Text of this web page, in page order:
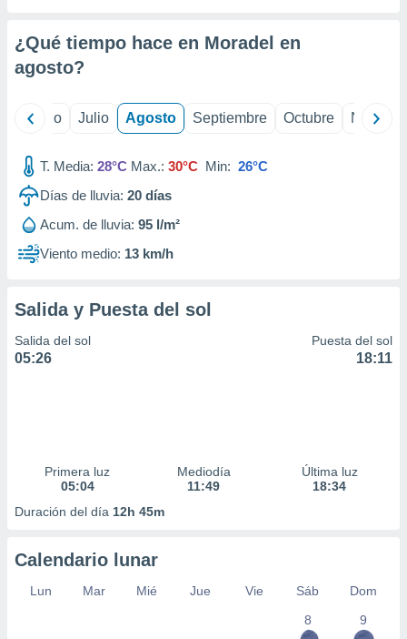
e
mediante
publicidad
publicidad
de
1199
¿Qué tiempo hace en Moradel en
agosto?
Junio Julio Agosto Septiembre Octubre
T. Media: 28°C Max.: 30°C Min: 26°C
Días de lluvia: 20 días
Acum. de lluvia: 95 l/m²
Viento medio: 13 km/h
Salida y Puesta del sol
Salida del sol
05:26
Puesta del sol
18:11
Primera luz
05:04
Mediodía
11:49
Última luz
18:34
Duración del día 12h 45m
Calendario lunar
Lun Mar Mié Jue Vie Sáb
Dom
8
9